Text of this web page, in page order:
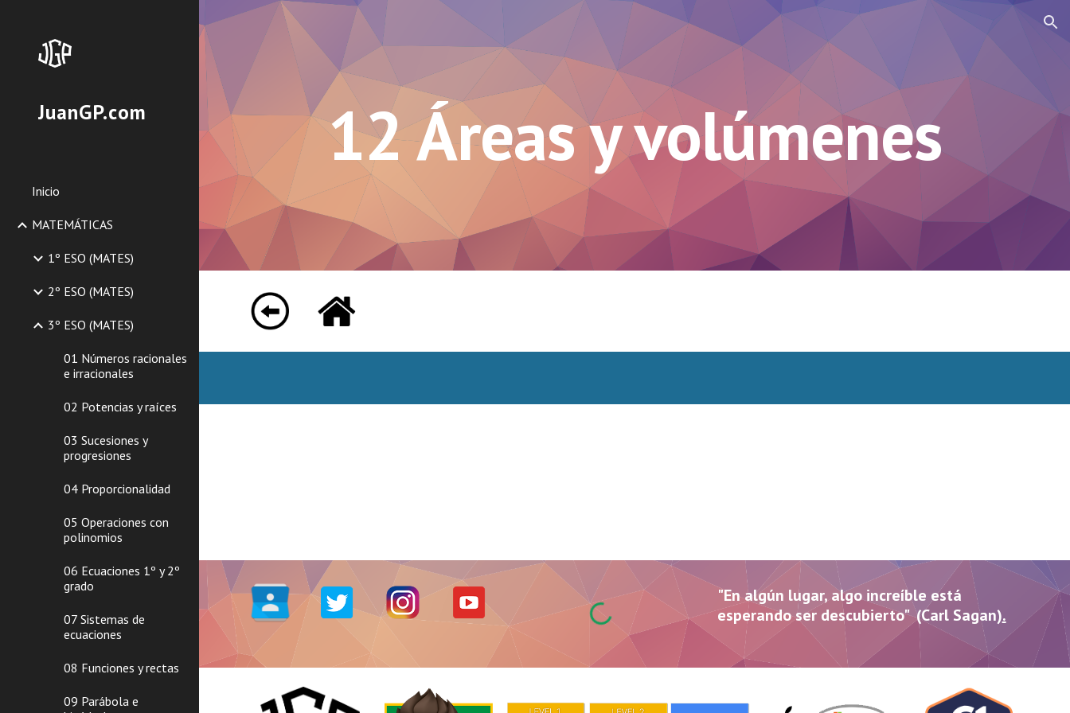
Skip to main content Skip to navigation
JuanGP.com
Inicio
MATEMÁTICAS
1º ESO (MATES)
2º ESO (MATES)
3º ESO (MATES)
01 Números racionales
e irracionales
02 Potencias y raíces
03 Sucesiones y
progresiones
04 Proporcionalidad
05 Operaciones con
polinomios
06 Ecuaciones 1º y 2º
grado
07 Sistemas de
ecuaciones
08 Funciones y rectas
09 Parábola e
12 Áreas y volúmenes
"En algún lugar, algo increíble está
esperando ser descubierto" (Carl Sagan).